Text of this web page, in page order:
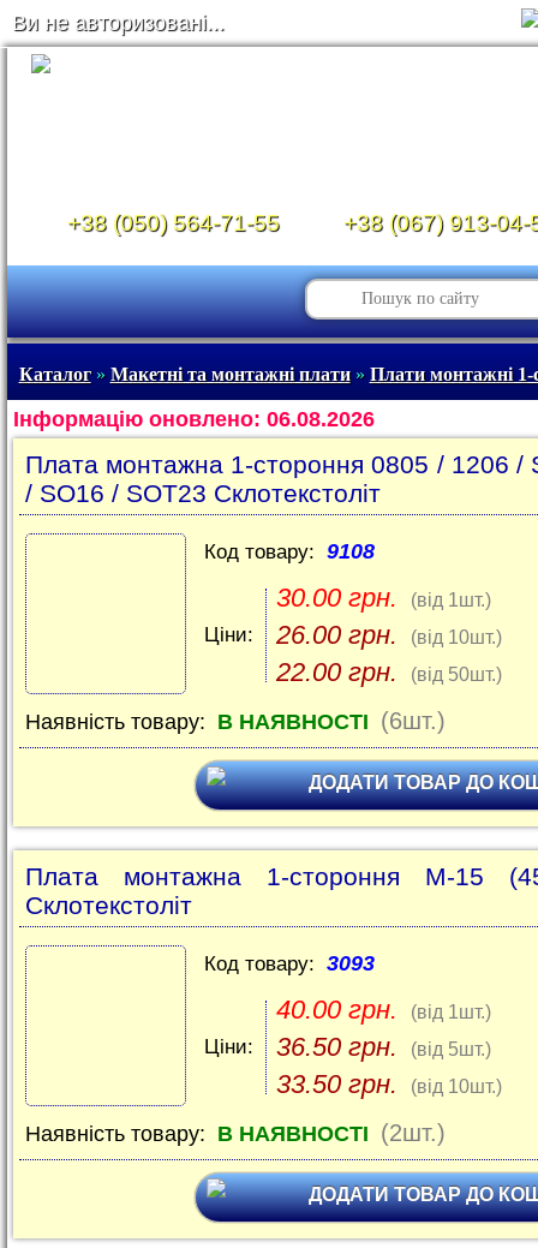
Ви не авторизовані...
+38 (050) 564-71-55 +38 (067) 913-04-
Каталог» Макетні та монтажні плати» Плати монтажні 1-
Інформацію оновлено: 06.08.2026
Плата монтажна 1-стороння 0805 / 1206 /
/ SO16 / SOT23 Склотекстоліт
Код товару: 9108
Ціни:
30.00 грн. (від 1шт.)
26.00 грн. (від 10шт.)
22.00 грн. (від 50шт.)
Наявність товару: В НАЯВНОСТІ (6шт.)
ДОДАТИ ТОВАР ДО
Плата монтажна 1-стороння M-15
Склотекстоліт
Код товару: 3093
Ціни:
40.00 грн. (від 1шт.)
36.50 грн. (від 5шт.)
33.50 грн. (від 10шт.)
Наявність товару: В НАЯВНОСТІ (2шт.)
ДОДАТИ ТОВАР ДО